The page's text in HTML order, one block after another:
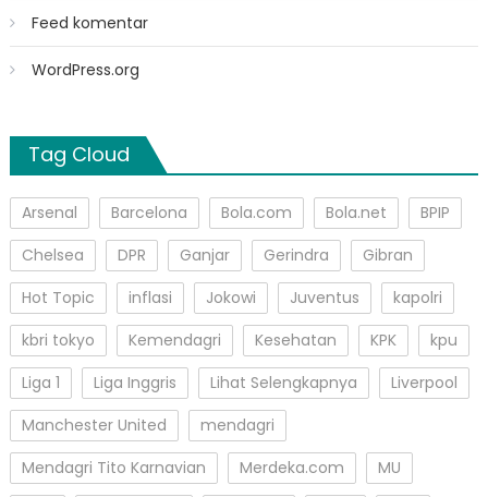
Feed komentar
WordPress.org
Tag Cloud
Arsenal Barcelona Bola.com Bola.net
BPIP
Chelsea
DPR Ganjar Gerindra
Gibran
Hot Topic
inflasi Jokowi Juventus
kapolri
kbri tokyo
Kemendagri Kesehatan KPK
kpu
Liga 1
Liga Inggris Lihat Selengkapnya
Liverpool
Manchester United
mendagri
Mendagri Tito Karnavian
Merdeka.com
MU